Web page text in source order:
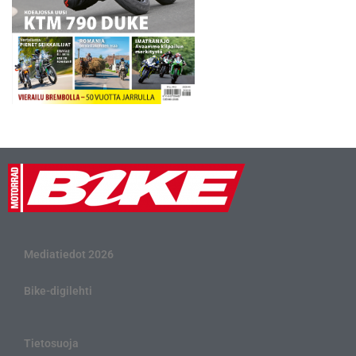
Mediatiedot 2026
Bike-digilehti
Tietosuoja